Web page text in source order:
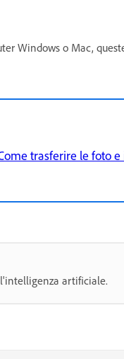
Windows o Mac,
trasferire le foto
artificiale.